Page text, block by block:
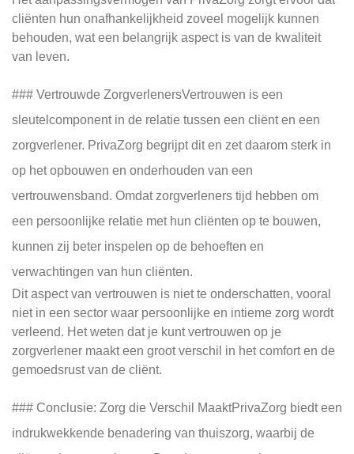
cliënten hun onafhankelijkheid zoveel mogelijk kunnen
behouden, wat een belangrijk aspect is van de kwaliteit
van leven.
### Vertrouwde ZorgverlenersVertrouwen is een
sleutelcomponent in de relatie tussen een cliënt en een
zorgverlener. PrivaZorg begrijpt dit en zet daarom sterk in
op het opbouwen en onderhouden van een
vertrouwensband. Omdat zorgverleners tijd hebben om
een persoonlijke relatie met hun cliënten op te bouwen,
kunnen zij beter inspelen op de behoeften en
verwachtingen van hun cliënten.
Dit aspect van vertrouwen is niet te onderschatten, vooral
niet in een sector waar persoonlijke en intieme zorg wordt
verleend. Het weten dat je kunt vertrouwen op je
zorgverlener maakt een groot verschil in het comfort en de
gemoedsrust van de cliënt.
### Conclusie: Zorg die Verschil MaaktPrivaZorg biedt een
indrukwekkende benadering van thuiszorg, waarbij de